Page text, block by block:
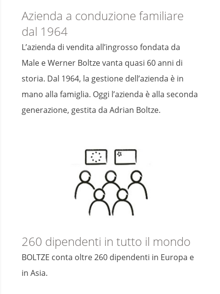
Azienda a conduzione familiare
dal 1964
L’azienda di vendita all’ingrosso fondata da
Male e Werner Boltze vanta quasi 60 anni di
storia. Dal 1964, la gestione dell’azienda è in
mano alla famiglia. Oggi l’azienda è alla seconda
generazione, gestita da Adrian Boltze.
260 dipendenti in tutto il mondo
BOLTZE conta oltre 260 dipendenti in Europa e
in Asia.